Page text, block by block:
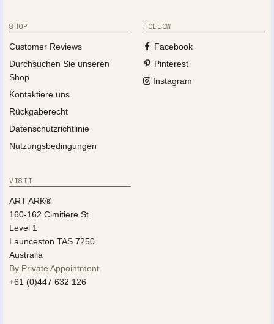
SHOP
Customer Reviews
Durchsuchen Sie unseren
Shop
Kontaktiere uns
Rückgaberecht
Datenschutzrichtlinie
Nutzungsbedingungen
FOLLOW
Facebook
Pinterest
Instagram
VISIT
ART ARK®
160-162 Cimitiere St
Level 1
Launceston TAS 7250
Australia
By Private Appointment
+61 (0)447 632 126